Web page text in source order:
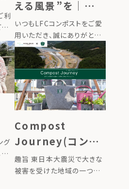
利
弊
業
夏
日
）
える風景”を｜新
商品『LFC菜園サイ
ン』を発売しました
いつもLFCコンポストをご愛
用いただき、誠にありがとう
ございます。 このたびローカ
ルフードサイクリングは、レイ
ズドベッドやプランターに挿
して使う新商品『LFC菜園サ
イン』を発売しました。畑に立
てるだけで、その場所で育ま
グ
Compost
Journey(コンポ
ストジャーニー)〜
あなたの堆肥で東
趣旨 東日本大震災で大きな
被害を受けた地域の一つが